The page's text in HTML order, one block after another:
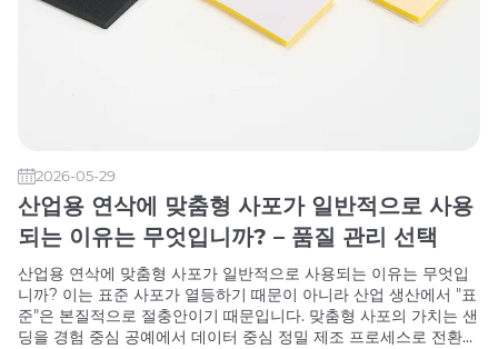
2026-05-29
산업용 연삭에 맞춤형 사포가 일반적으로 사용
되는 이유는 무엇입니까? – 품질 관리 선택
산업용 연삭에 맞춤형 사포가 일반적으로 사용되는 이유는 무엇입
니까? 이는 표준 사포가 열등하기 때문이 아니라 산업 생산에서 "표
준"은 본질적으로 절충안이기 때문입니다. 맞춤형 사포의 가치는 샌
딩을 경험 중심 공예에서 데이터 중심 정밀 제조 프로세스로 전환하